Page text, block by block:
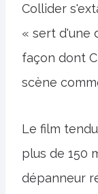
Collider
« sert d'une
façon dont
scène
Le film
plus de 150
dépanneur